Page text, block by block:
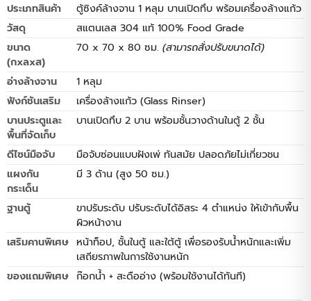
(Food Grade)พร้อมเครื่องล้างแก้วในตัว ออกแบบมา
เพื่อเพิ่มประสิทธิภาพและลดเวลาในการทำงานในครัว
พาณิชย์ บาร์เครื่องดื่ม และร้านอาหาร มาพร้อมแผงกัน
กระเด็น 3 ด้านสูง 50 ซม. โครงสร้างตู้ทึบพร้อมชั้นวาง 2
ชั้นช่วยป้องกันฝุ่นและเพิ่มพื้นที่จัดเก็บอุปกรณ์ได้อย่างเป็น
ระเบียบ แข็งแรงทนทาน อุปกรณ์คู่ครัวที่ออกแบบมาเพื่อ
ตอบโจทย์ทั้งการล้างทำความสะอาดและการจัดเก็บอย่างมี
ประสิทธิภาพ ผลิตจากสแตนเลส 304 แท้ทั้งตัว ทนทานต่อ
การเกิดสนิมและการกัดกร่อน เหมาะสำหรับครัวเรือนและ
ครัวอุตสาหกรรม มาพร้อมตู้เก็บของด้านล่างแบบบานเปิด
ทึบที่ช่วยพรางท่อน้ำทิ้งและจัดเก็บอุปกรณ์ทำความสะอาด
ได้อย่างเป็นระเบียบมิดชิด ยกระดับมาตรฐานความสะอาด
และประสิทธิภาพในพื้นที่เตรียมอาหารของคุณด้วยตู้ซิงค์
ล้างจานสแตนเลส 1 หลุม ที่ออกแบบมาเพื่องานหนักในครัว
เชิงพาณิชย์โดยเฉพาะ โครงสร้างผลิตจากวัสดุสแตนเลส
304 (SUS 304) Food Grade แท้ทั้งตัว ทนทานต่อ
ความชื้น ไม่เกิดสนิม พร้อมแผงกันกระเด็น (Backsplash)
ประเภทสินค้า
ตู้ซิงค์ล้างจาน 1 หลุม บานเปิดทึบ พร้อมเครื่องล้างแก้ว
วัสดุ
สแตนเลส 304 แท้ 100% Food Grade
ขนาด
(กxลxส)
70 x 70 x 80 ซม. (สามารถสั่งปรับขนาดได้)
อ่างล้างจาน
1 หลุม
ฟังก์ชันเสริม
เครื่องล้างแก้ว (Glass Rinser)
บานประตูและ
พื้นที่จัดเก็บ
บานเปิดทึบ 2 บาน พร้อมชั้นวางด้านในตู้ 2 ชั้น
ดีไซน์มือจับ
มือจับซ่อนแบบฝังเพ่ ทันสมัย ปลอดภัยไม่เกี่ยวชน
แผงกัน
กระเด็น
มี 3 ด้าน (สูง 50 ซม.)
ฐานตู้
ขาปรับระดับ ปรับระดับได้อิสระ 4 ตำแหน่ง ให้เข้ากับพื้น
ผิวหน้างาน
เสริมคานพิเศษ หน้าท็อป, ชั้นในตู้ และใต้ตู้ เพื่อรองรับน้ำหนักและเพิ่ม
เสถียรภาพในการใช้งานหนัก
ของแถมพิเศษ ก๊อกน้ำ + สะดืออ่าง (พร้อมใช้งานได้ทันที)